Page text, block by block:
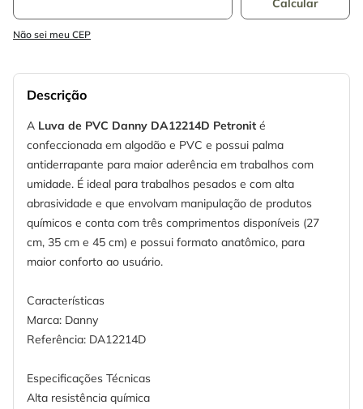
Não sei meu CEP
Descrição
A Luva de PVC Danny DA12214D Petronit é
confeccionada em algodão e PVC e possui palma
antiderrapante para maior aderência em trabalhos com
umidade. É ideal para trabalhos pesados e com alta
abrasividade e que envolvam manipulação de produtos
químicos e conta com três comprimentos disponíveis (27
cm, 35 cm e 45 cm) e possui formato anatômico, para
maior conforto ao usuário.
Características
Marca: Danny
Referência: DA12214D
Especificações Técnicas
Alta resistência química